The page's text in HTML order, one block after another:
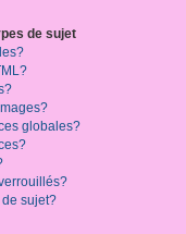
de sujet
globales?
sujet?